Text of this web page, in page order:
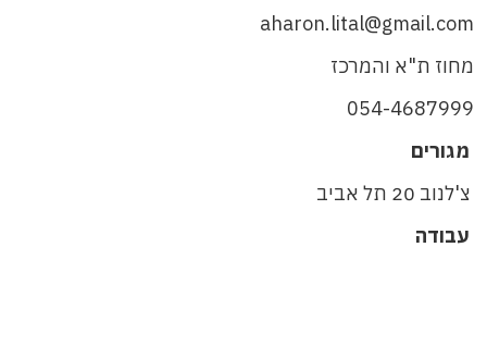
aharon.lital@gmail.com
מחוז ת"א והמרכז
054-4687999
מגורים
צ'לנוב 20 תל אביב
עבודה